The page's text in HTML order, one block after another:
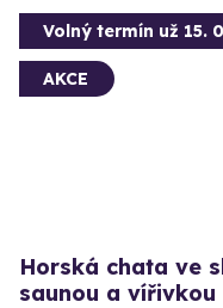
Volný termín už 15.
AKCE
Horská chata ve
saunou a vířivkou